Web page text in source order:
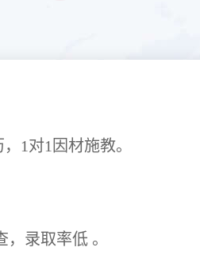
，1对1因材施教。
查，录取率低 。